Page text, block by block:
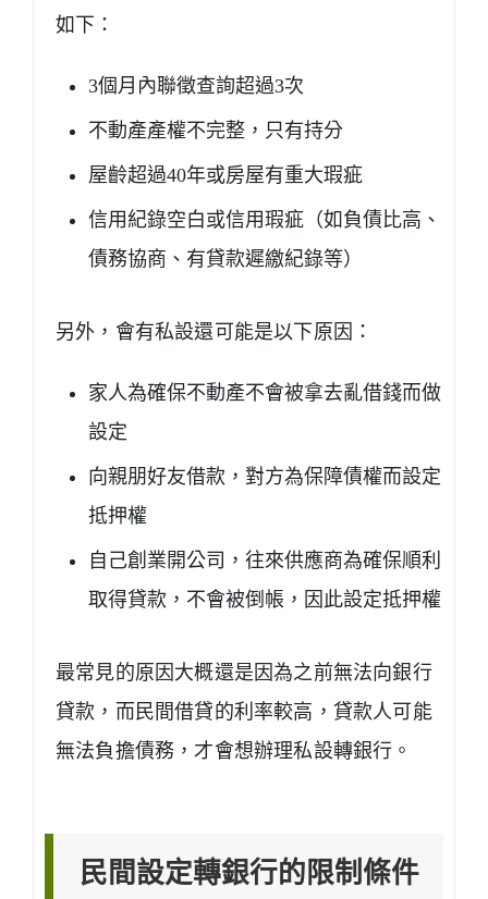
如下：
3個月內聯徵查詢超過3次
不動產產權不完整，只有持分
屋齡超過40年或房屋有重大瑕疵
信用紀錄空白或信用瑕疵（如負債比高、
債務協商、有貸款遲繳紀錄等）
另外，會有私設還可能是以下原因：
家人為確保不動產不會被拿去亂借錢而做
設定
向親朋好友借款，對方為保障債權而設定
抵押權
自己創業開公司，往來供應商為確保順利
取得貸款，不會被倒帳，因此設定抵押權
最常見的原因大概還是因為之前無法向銀行
貸款，而民間借貸的利率較高，貸款人可能
無法負擔債務，才會想辦理私設轉銀行。
民間設定轉銀行的限制條件